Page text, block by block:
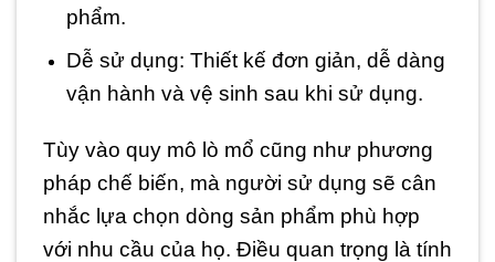
phẩm.
Dễ sử dụng: Thiết kế đơn giản, dễ dàng
vận hành và vệ sinh sau khi sử dụng.
Tùy vào quy mô lò mổ cũng như phương
pháp chế biến, mà người sử dụng sẽ cân
nhắc lựa chọn dòng sản phẩm phù hợp
với nhu cầu của họ. Điều quan trọng là tính